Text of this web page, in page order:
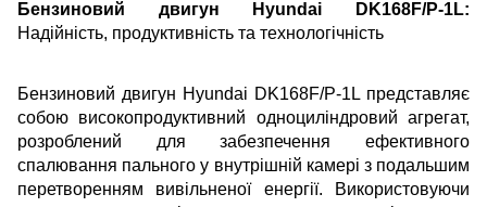
Бензиновий двигун Hyundai DK168F/P-1L:
Надійність, продуктивність та технологічність
Бензиновий двигун Hyundai DK168F/P-1L представляє
собою високопродуктивний одноциліндровий агрегат,
розроблений для забезпечення ефективного
спалювання пального у внутрішній камері з подальшим
перетворенням вивільненої енергії. Використовуючи